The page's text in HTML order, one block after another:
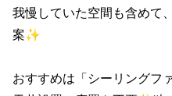
我慢していた空間も含めて
案✨
おすすめは「シーリングフ